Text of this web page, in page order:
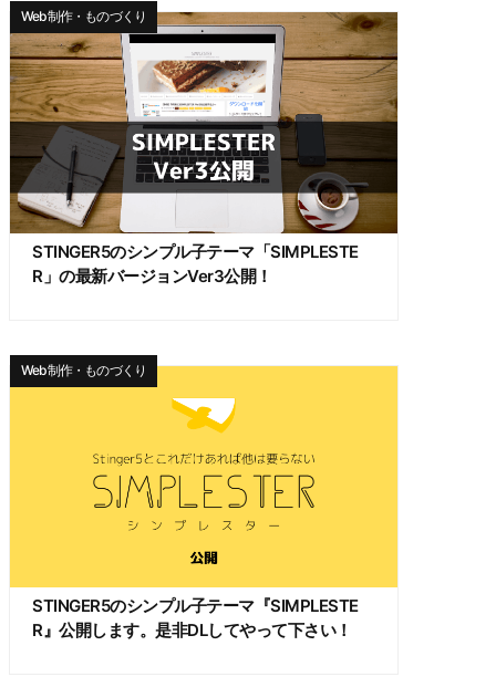
STINGER5のシンプル子テーマ「SIMPLESTE
R」の最新バージョンVer3公開！
Web制作・ものづくり
STINGER5のシンプル子テーマ『SIMPLESTE
R』公開します。是非DLしてやって下さい！
Web制作・ものづくり